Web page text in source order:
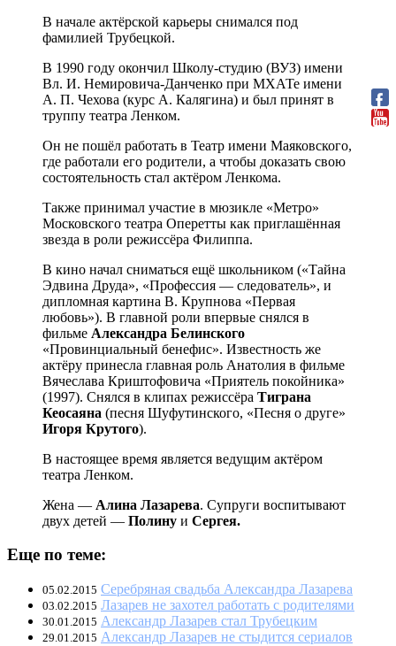
В начале актёрской карьеры снимался под
фамилией Трубецкой.
В 1990 году окончил Школу-студию (ВУЗ) имени
Вл. И. Немировича-Данченко при МХАТе имени
А. П. Чехова (курс А. Калягина) и был принят в
труппу театра Ленком.
Он не пошёл работать в Театр имени Маяковского,
где работали его родители, а чтобы доказать свою
состоятельность стал актёром Ленкома.
Также принимал участие в мюзикле «Метро»
Московского театра Оперетты как приглашённая
звезда в роли режиссёра Филиппа.
В кино начал сниматься ещё школьником («Тайна
Эдвина Друда», «Профессия — следователь», и
дипломная картина В. Крупнова «Первая
любовь»). В главной роли впервые снялся в
фильме Александра Белинского
«Провинциальный бенефис». Известность же
актёру принесла главная роль Анатолия в фильме
Вячеслава Криштофовича «Приятель покойника»
(1997). Снялся в клипах режиссёра Тиграна
Кеосаяна (песня Шуфутинского, «Песня о друге»
Игоря Крутого).
В настоящее время является ведущим актёром
театра Ленком.
Жена — Алина Лазарева. Супруги воспитывают
двух детей — Полину и Сергея.
Еще по теме:
05.02.2015 Серебряная свадьба Александра Лазарева
03.02.2015 Лазарев не захотел работать с родителями
30.01.2015 Александр Лазарев стал Трубецким
29.01.2015 Александр Лазарев не стыдится сериалов